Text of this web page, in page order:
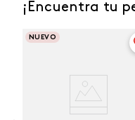
¡Encuentra tu
NUEVO